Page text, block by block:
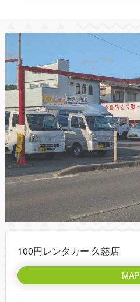
100円レンタカー 久慈店
MAP